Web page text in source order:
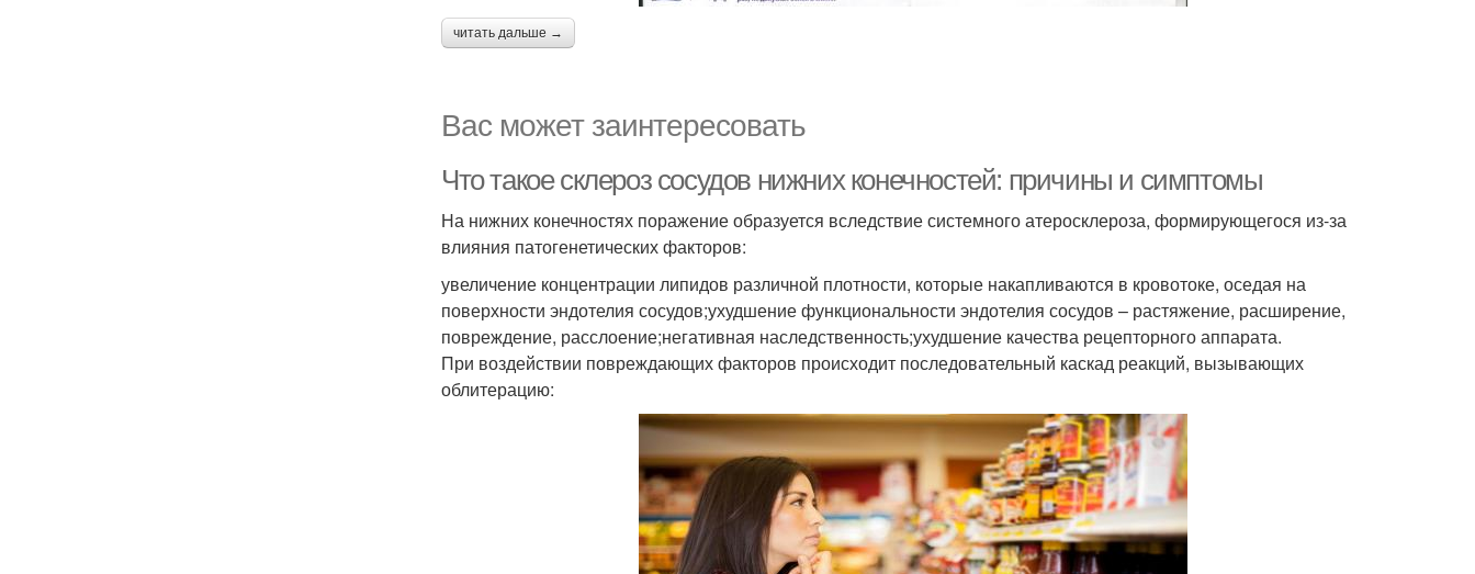
читать дальше →
Вас может заинтересовать
Что такое склероз сосудов нижних конечностей: причины и симптомы
На нижних конечностях поражение образуется вследствие системного атеросклероза, формирующегося из-за
влияния патогенетических факторов:
увеличение концентрации липидов различной плотности, которые накапливаются в кровотоке, оседая на
поверхности эндотелия сосудов;ухудшение функциональности эндотелия сосудов – растяжение, расширение,
повреждение, расслоение;негативная наследственность;ухудшение качества рецепторного аппарата.
При воздействии повреждающих факторов происходит последовательный каскад реакций, вызывающих
облитерацию: